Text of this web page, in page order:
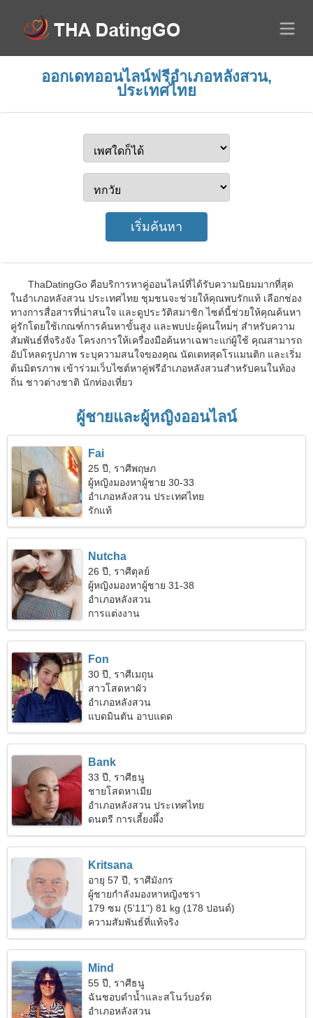
ออกเดทออนไลน์ฟรีอำเภอหลังสวน,
ประเทศไทย
ThaDatingGo คือบริการหาคู่ออนไลน์ที่ได้รับความนิยมมากที่สุด
ในอำเภอหลังสวน ประเทศไทย ชุมชนจะช่วยให้คุณพบรักแท้ เลือกช่อง
ทางการสื่อสารที่น่าสนใจ และดูประวัติสมาชิก ไซต์นี้ช่วยให้คุณค้นหา
คู่รักโดยใช้เกณฑ์การค้นหาขั้นสูง และพบปะผู้คนใหม่ๆ สำหรับความ
สัมพันธ์ที่จริงจัง โครงการให้เครื่องมือค้นหาเฉพาะแก่ผู้ใช้ คุณสามารถ
อัปโหลดรูปภาพ ระบุความสนใจของคุณ นัดเดทสุดโรแมนติก และเริ่ม
ต้นมิตรภาพ เข้าร่วมเว็บไซต์หาคู่ฟรีอำเภอหลังสวนสำหรับคนในท้อง
ถิ่น ชาวต่างชาติ นักท่องเที่ยว
ผู้ชายและผู้หญิงออนไลน์
Fai
25 ปี, ราศีพฤษภ
ผู้หญิงมองหาผู้ชาย 30-33
อำเภอหลังสวน ประเทศไทย
รักแท้
Nutcha
26 ปี, ราศีตุลย์
ผู้หญิงมองหาผู้ชาย 31-38
อำเภอหลังสวน
การแต่งงาน
Fon
30 ปี, ราศีเมถุน
สาวโสดหาผัว
อำเภอหลังสวน
แบดมินตัน อาบแดด
Bank
33 ปี, ราศีธนู
ชายโสดหาเมีย
อำเภอหลังสวน ประเทศไทย
ดนตรี การเลี้ยงผึ้ง
Kritsana
อายุ 57 ปี, ราศีมังกร
ผู้ชายกำลังมองหาหญิงชรา
179 ซม (5'11") 81 kg (178 ปอนด์)
ความสัมพันธ์ที่แท้จริง
Mind
55 ปี, ราศีธนู
ฉันชอบดำน้ำและสโนว์บอร์ด
อำเภอหลังสวน